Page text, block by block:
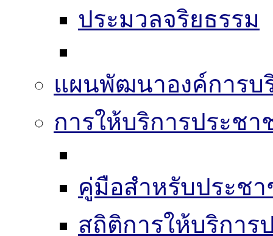
ประมวลจริยธรรม
แผนพัฒนาองค์การบ
การให้บริการประชา
คู่มือสำหรับประช
สถิติการให้บริการ